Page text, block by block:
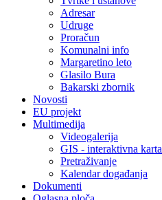
Adresar
Udruge
Proračun
Komunalni info
Margaretino leto
Glasilo Bura
Bakarski zbornik
Novosti
EU projekt
Multimedija
Videogalerija
GIS - interaktivna karta
Pretraživanje
Kalendar događanja
Dokumenti